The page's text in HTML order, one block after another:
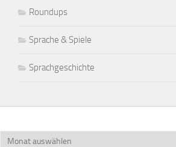
Roundups
Sprache & Spiele
Sprachgeschichte
Archiv